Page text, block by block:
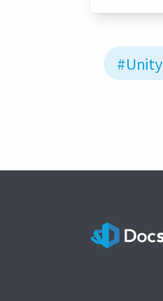
#Unity